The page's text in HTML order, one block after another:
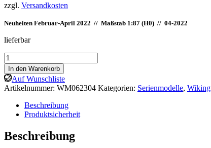
zzgl. Versandkosten
Neuheiten Februar-April 2022 // Maßstab 1:87 (H0) // 04-2022
lieferbar
Wiking:
Feuerwehr
-
Rüstwagen
(Magirus)
Menge
In den Warenkorb
Auf Wunschliste
Artikelnummer: WM062304 Kategorien: Serienmodelle, Wiking
Beschreibung
Produktsicherheit
Beschreibung